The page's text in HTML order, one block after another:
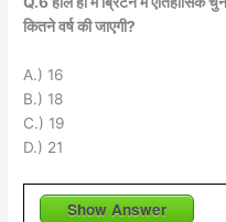
कितने वर्ष की जाएगी?
A.) 16
B.) 18
C.) 19
D.) 21
Show Answer